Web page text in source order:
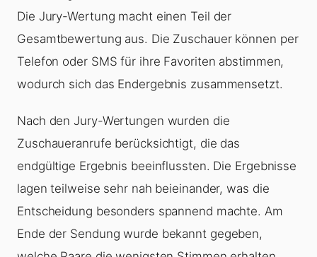
Die Jury-Wertung macht einen Teil der
Gesamtbewertung aus. Die Zuschauer können per
Telefon oder SMS für ihre Favoriten abstimmen,
wodurch sich das Endergebnis zusammensetzt.
Nach den Jury-Wertungen wurden die
Zuschaueranrufe berücksichtigt, die das
endgültige Ergebnis beeinflussten. Die Ergebnisse
lagen teilweise sehr nah beieinander, was die
Entscheidung besonders spannend machte. Am
Ende der Sendung wurde bekannt gegeben,